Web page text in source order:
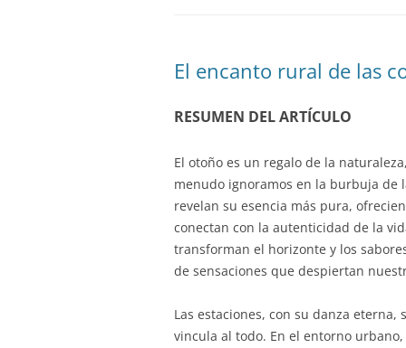
El encanto rural de las
RESUMEN DEL ARTÍCULO
El otoño es un regalo de la
menudo ignoramos en la burbuja de
revelan su esencia más pura,
conectan con la autenticidad de la
transforman el horizonte y los
de sensaciones que despiertan
Las estaciones, con su danza
vincula al todo. En el entorno